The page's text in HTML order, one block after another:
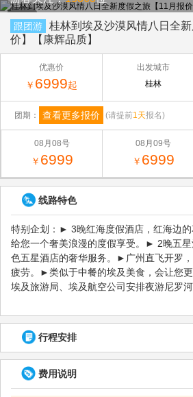
跟团游
桂林到埃及沙漠风情八日全
价】【康辉品质】
优惠价
￥ 6999起
出发城市
桂林
团期： 查看更多报价 (请提前1天报名)
08月08号
￥ 6999
08月09号
￥ 6999
线路特色
特别企划：► 3晚红海度假酒店，红海边
给您一个奢美浪漫的度假享受。► 2晚五
色五星酒店的奢华服务。►广州直飞开罗
疲劳。►类似于中餐的埃及美食，会让您
埃及旅游局、埃及航空公司安排夜游尼罗河
行程安排
费用说明